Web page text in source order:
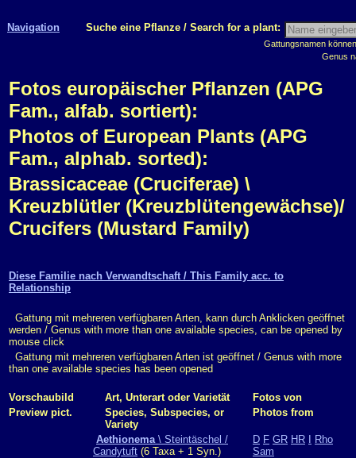
Navigation Suche eine Pflanze / Search for a plant:
Gattungsnamen
Genus
Fotos europäischer Pflanzen (APG
Fam., alfab. sortiert):
Photos of European Plants (APG
Fam., alphab. sorted):
Brassicaceae (Cruciferae) \
Kreuzblütler (Kreuzblütengewächse)/
Crucifers (Mustard Family)
Diese Familie nach Verwandtschaft / This Family acc. to
Relationship
Gattung mit mehreren verfügbaren Arten, kann durch Anklicken geöffnet
werden / Genus with more than one available species, can be opened by
mouse click
Gattung mit mehreren verfügbaren Arten ist geöffnet / Genus with more
than one available species has been opened
Vorschaubild Art, Unterart oder Varietät
Fotos von
Preview pict.
Species, Subspecies, or
Variety
Photos from
Aethionema\ Steintäschel /
Candytuft (6 Taxa + 1 Syn.)
D F GR HR
Rho
Sam